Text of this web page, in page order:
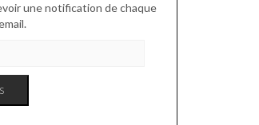
une notification de chaque